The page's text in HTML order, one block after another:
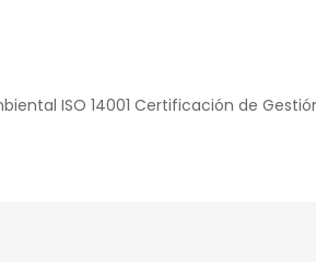
ISO 14001 Certificación de Gestión